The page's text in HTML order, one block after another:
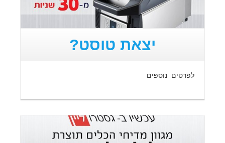
יצאת טוסט?
לפרטים נוספים
קרא עוד